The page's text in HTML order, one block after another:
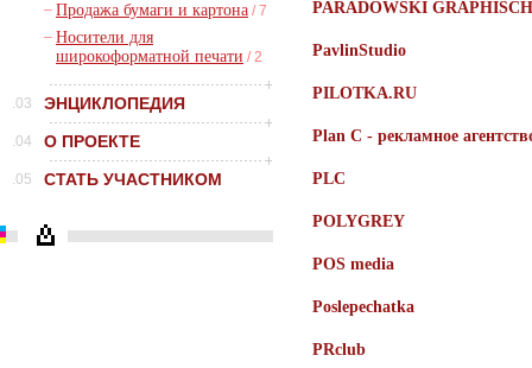
– Продажа бумаги и картона / 7
– Носители для
широкоформатной печати / 2
.03 ЭНЦИКЛОПЕДИЯ
.04 О ПРОЕКТЕ
.05 СТАТЬ УЧАСТНИКОМ
PARADOWSKI
PavlinStudio
PILOTKA.RU
Plan C - рекламное
PLC
POLYGREY
POS media
Poslepechatka
PRclub